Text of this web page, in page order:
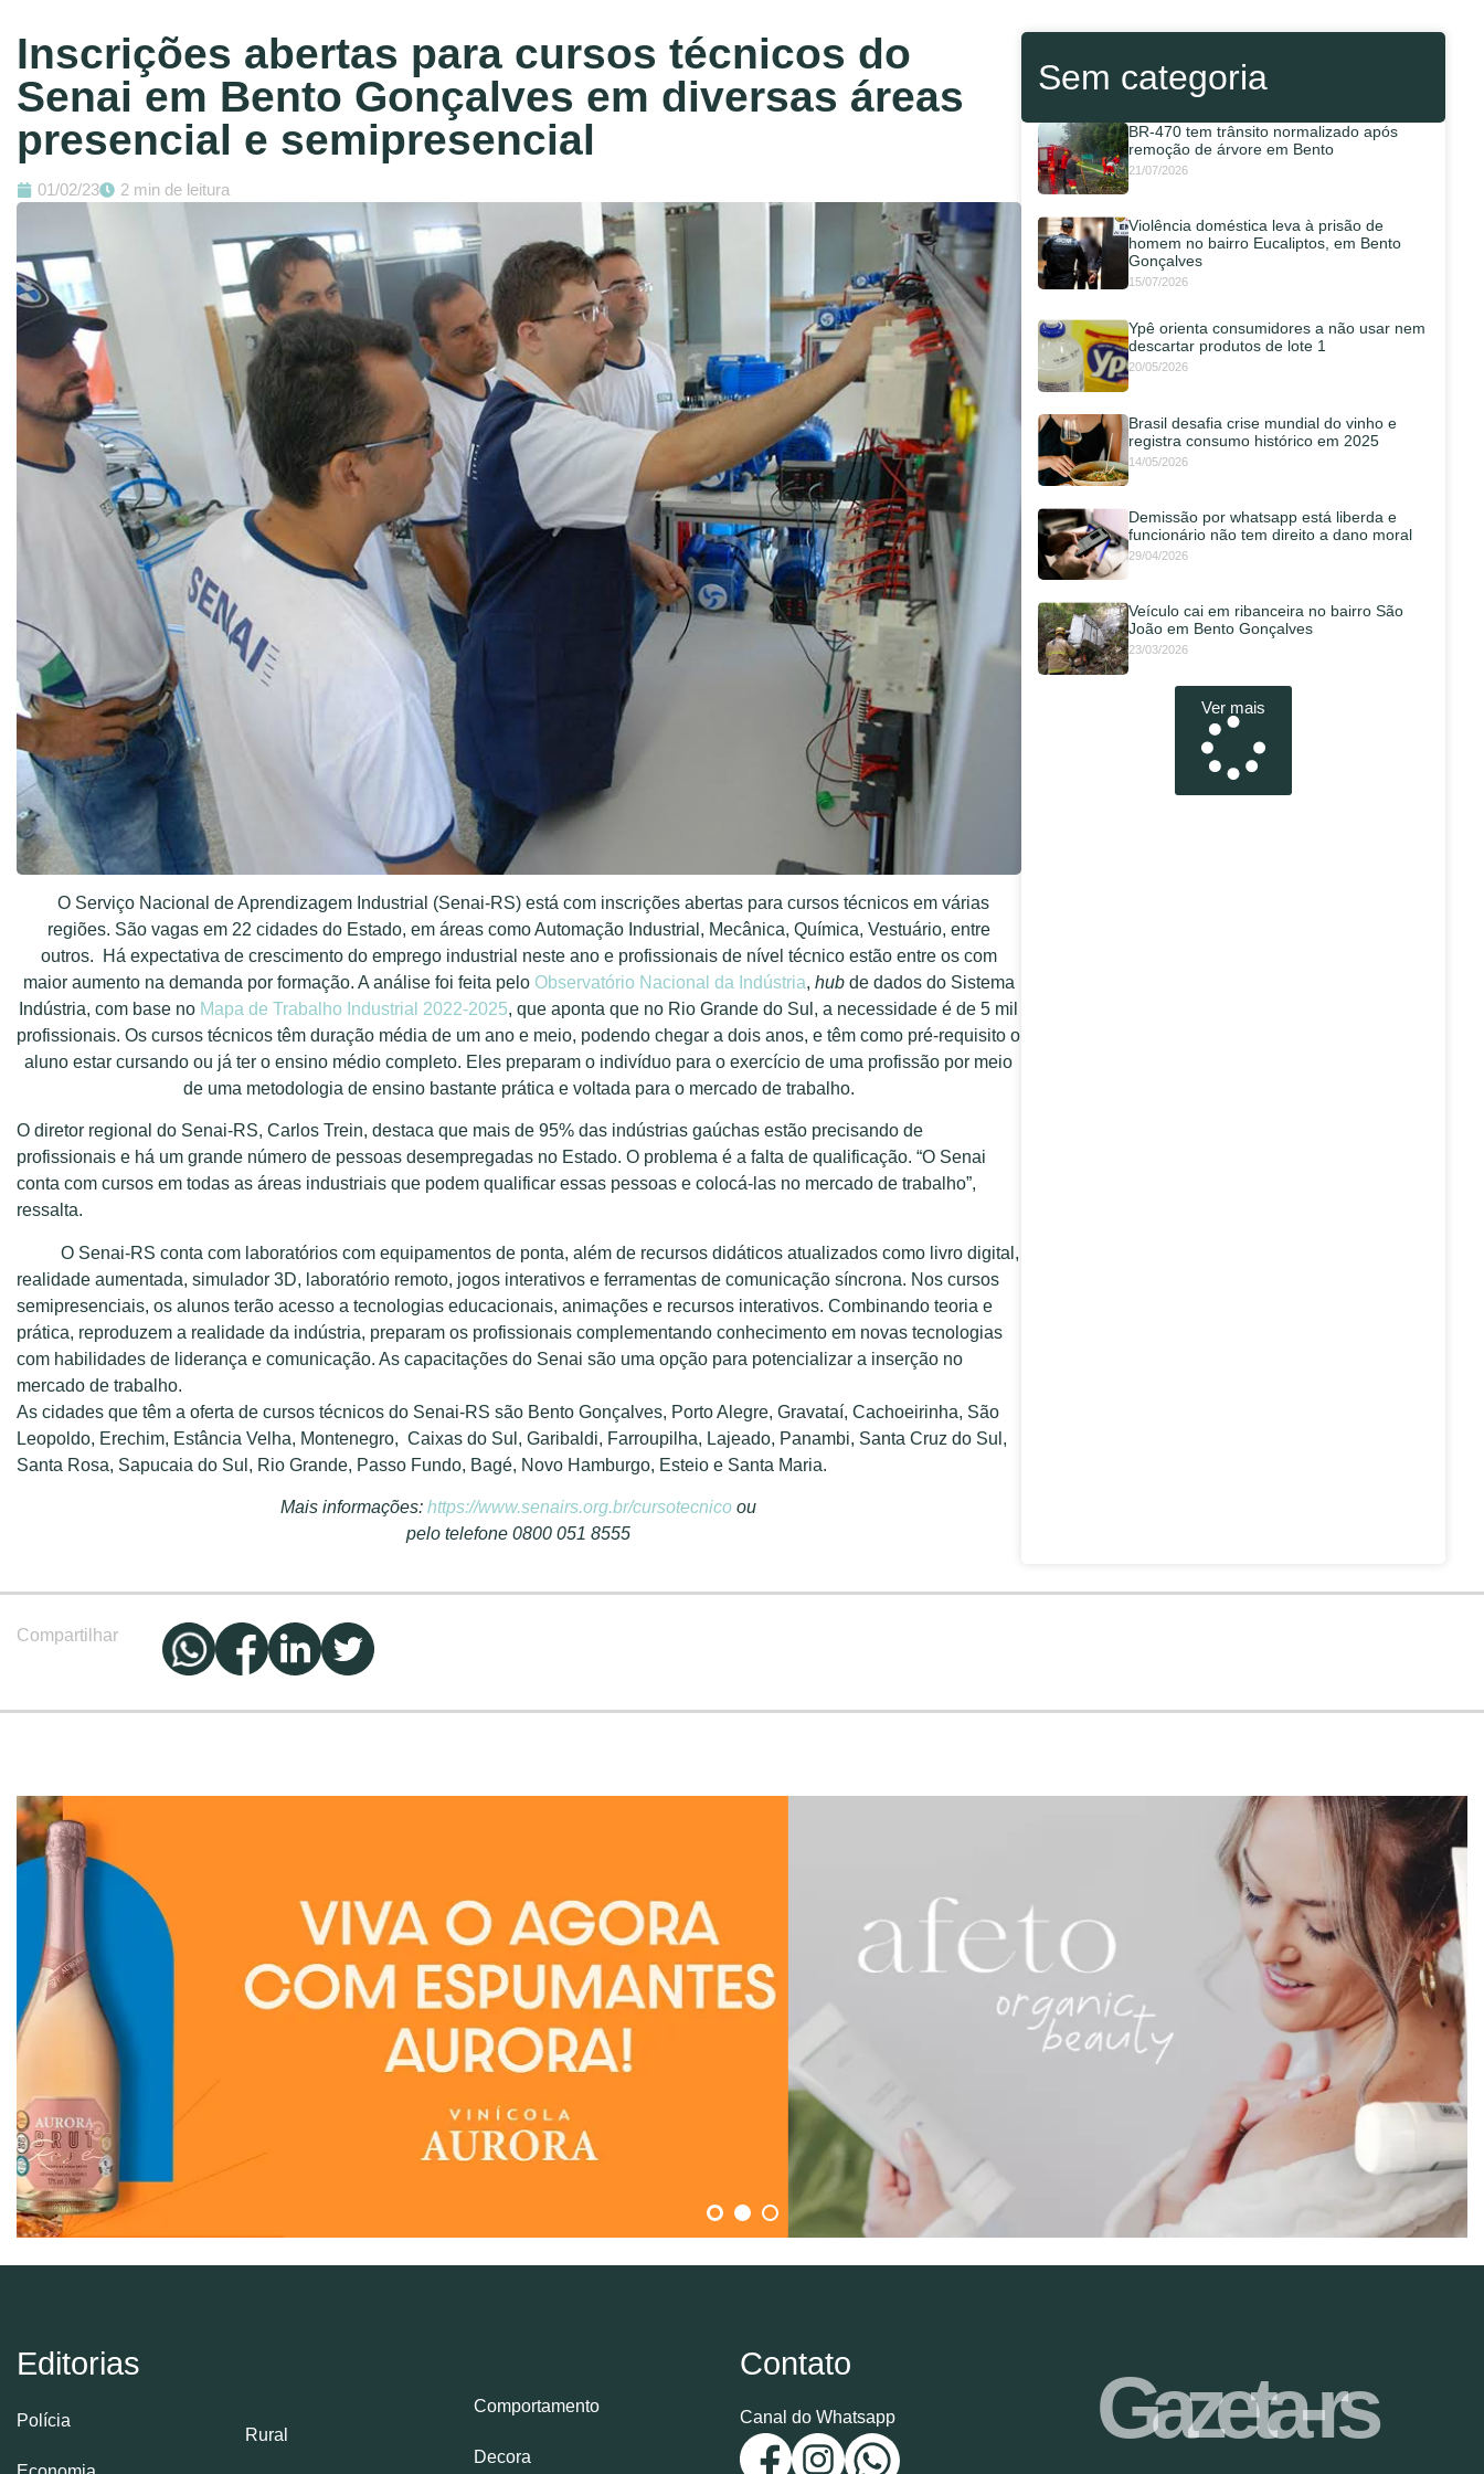
Inscrições abertas para cursos técnicos do
Senai em Bento Gonçalves em diversas áreas
presencial e semipresencial
01/02/23 2 min de leitura
O Serviço Nacional de Aprendizagem Industrial (Senai-RS) está com inscrições abertas para cursos técnicos em várias
regiões. São vagas em 22 cidades do Estado, em áreas como Automação Industrial, Mecânica, Química, ​Vestuário, entre
outros.
Há expectativa de crescimento do emprego industrial neste ano e profissionais de nível técnico estão entre os com
maior aumento na demanda por formação. A análise foi feita pelo Observatório Nacional da Indústria, hubde dados do Sistema
Indústria, com base no Mapa de Trabalho Industrial 2022-2025, que aponta que no Rio Grande do Sul, a necessidade é de 5 mil
profissionais. Os cursos técnicos têm duração média de um ano e meio, podendo chegar a dois anos, e têm como pré-requisito o
aluno estar cursando ou já ter o ensino médio completo. Eles preparam o indivíduo para o exercício de uma profissão por meio
de uma metodologia de ensino bastante prática e voltada para o mercado de trabalho.
O diretor regional do Senai-RS, Carlos Trein, destaca que mais de 95% das indústrias gaúchas estão precisando de
profissionais e há um grande número de pessoas desempregadas no Estado. O problema é a falta de qualificação. “O Senai
conta com cursos em todas as áreas industriais que podem qualificar essas pessoas e colocá-las no mercado de trabalho”,
ressalta.
O Senai-RS conta com laboratórios com equipamentos de ponta, além de recursos didáticos atualizados como livro digital,
realidade aumentada, simulador 3D, laboratório remoto, jogos interativos e ferramentas de comunicação síncrona. Nos cursos
semipresenciais, os alunos terão acesso a tecnologias educacionais, animações e recursos interativos. Combinando teoria e
prática, reproduzem a realidade da indústria, preparam os profissionais complementando conhecimento em novas tecnologias
com habilidades de liderança e comunicação. As capacitações do Senai são uma opção para potencializar a inserção no
mercado de trabalho.
As cidades que têm a oferta de cursos técnicos do Senai-RS são Bento Gonçalves, Porto Alegre, Gravataí, ​Cachoeirinha, São
Leopoldo, Erechim, Estância Velha, Montenegro, Caixas do Sul, Garibaldi, Farroupilha, Lajeado, Panambi, Santa Cruz do Sul,
Santa Rosa, Sapucaia do Sul, Rio Grande, Passo Fundo, Bagé, Novo Hamburgo, Esteio e Santa Maria.
Mais informações:https://www.senairs.org.br/cursotecnico ou
pelo telefone 0800 051 8555
Sem categoria
BR-470 tem trânsito normalizado após
remoção de árvore em Bento
21/07/2026
Violência doméstica leva à prisão de
homem no bairro Eucaliptos, em Bento
Gonçalves
15/07/2026
Ypê orienta consumidores a não usar nem
descartar produtos de lote 1
20/05/2026
Brasil desafia crise mundial do vinho e
registra consumo histórico em 2025
14/05/2026
Demissão por whatsapp está liberda e
funcionário não tem direito a dano moral
29/04/2026
Veículo cai em ribanceira no bairro São
João em Bento Gonçalves
23/03/2026
Ver mais
Compartilhar
Editorias
Polícia
Rural
Comportamento
Decora
Contato
Canal do Whatsapp Gazeta-rs